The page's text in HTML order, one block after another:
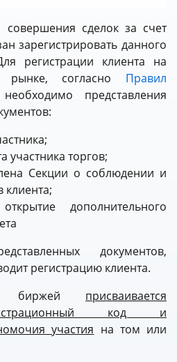
сделок за счет
зарегистрировать данного
регистрации клиента на
рынке, согласно Правил
необходимо представления
участника торгов;
Секции о соблюдении и
клиента;
дополнительного
документов,
регистрацию клиента.
биржей присваивается
код и
участия на том или